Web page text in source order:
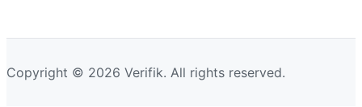
Copyright © 2026 Verifik. All rights reserved.